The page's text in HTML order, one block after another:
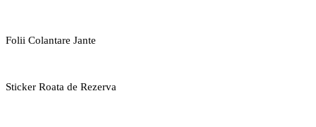
Folii Colantare Jante
Sticker Roata de Rezerva